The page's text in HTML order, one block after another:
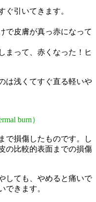
引いてきます。
で皮膚が真っ赤になって
まって、赤くなった！ヒ
は浅くてすぐ直る軽いや
burn）
で損傷したものです。し
の比較的表面までの損傷
しても、やめると痛いで
できます。